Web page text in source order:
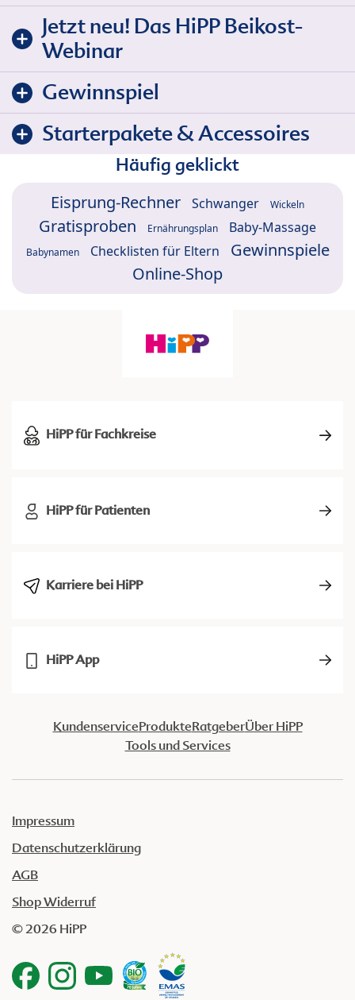
Jetzt neu! Das HiPP Beikost-
Webinar
Gewinnspiel
Starterpakete & Accessoires
Häufig geklickt
Eisprung-Rechner Schwanger Wickeln
Gratisproben Ernährungsplan Baby-Massage
Babynamen Checklisten für Eltern
Gewinnspiele
Online-Shop
HiPP für Fachkreise
HiPP für Patienten
Karriere bei HiPP
HiPP App
KundenserviceProdukteRatgeberÜber HiPP
Tools und Services
Impressum
Datenschutzerklärung
AGB
Shop Widerruf
© 2026 HiPP